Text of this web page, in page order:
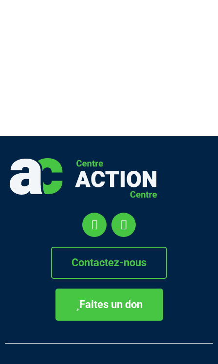
Contactez-nous
Faites un don